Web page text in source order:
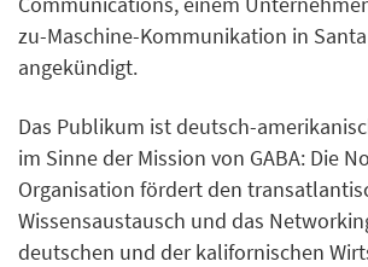
zu-Maschine-Kommunikation in
angekündigt.
Das Publikum ist deutsch-
im Sinne der Mission von GABA: Die
Organisation fördert den
Wissensaustausch und das
deutschen und der kalifornischen